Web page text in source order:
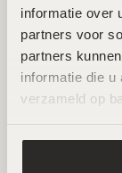
informatie over
partners voor
partners
informatie die u
verzameld op
AFSPRAAK